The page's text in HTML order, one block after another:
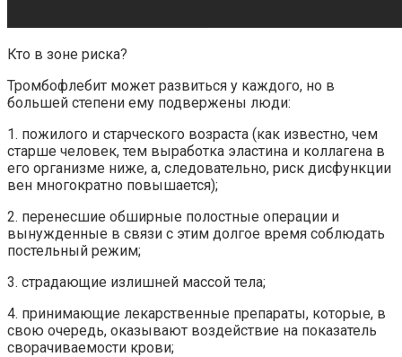
Кто в зоне риска?
Тромбофлебит может развиться у каждого, но в
большей степени ему подвержены люди:
1. пожилого и старческого возраста (как известно, чем
старше человек, тем выработка эластина и коллагена в
его организме ниже, а, следовательно, риск дисфункции
вен многократно повышается);
2. перенесшие обширные полостные операции и
вынужденные в связи с этим долгое время соблюдать
постельный режим;
3. страдающие излишней массой тела;
4. принимающие лекарственные препараты, которые, в
свою очередь, оказывают воздействие на показатель
сворачиваемости крови;